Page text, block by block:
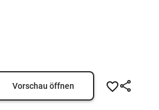
Vorschau öffnen